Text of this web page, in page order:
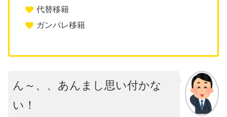
代替移籍
ガンバレ移籍
ん～、、あんまし思い付かな
い！